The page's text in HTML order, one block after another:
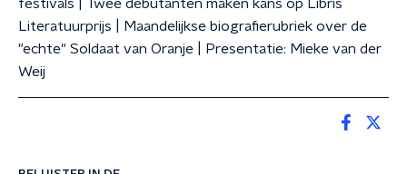
festivals | Twee debutanten maken kans op Libris
Literatuurprijs | Maandelijkse biografierubriek over de
"echte" Soldaat van Oranje | Presentatie: Mieke van der
Weij